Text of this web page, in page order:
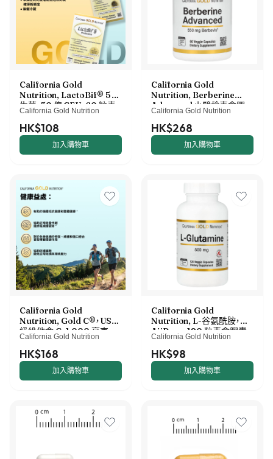
California Gold
Nutrition, LactoBif® 5 益
生菌，50 億 CFU，60 粒素
食膠囊
California Gold Nutrition
HK$108
加入購物車
California Gold
Nutrition, Berberine
Advanced 小檗鹼素食膠
囊，Berbevis Phytosome，
含小檗鹼磷脂複合物和葵花
卵磷脂，550 毫克，60 粒
California Gold Nutrition
HK$268
加入購物車
California Gold
Nutrition, Gold C®，USP
級維他命 C，1,000 毫克，
240 粒素食膠囊
California Gold Nutrition
HK$168
加入購物車
California Gold
Nutrition, L-谷氨酰胺，
AjiPure，120 粒素食膠囊
（每粒 500 毫克）
California Gold Nutrition
HK$98
加入購物車